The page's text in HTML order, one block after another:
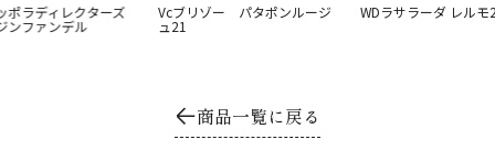
ポラディレクターズ
ンファンデル
Vcブリゾー パタポンルージ
ュ21
WDラサラーダ レルモ
商品一覧に戻る